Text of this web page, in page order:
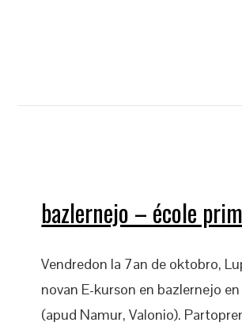
bazlernejo – école
Vendredon la 7an de oktobro,
novan E-kurson en bazlernejo
(apud Namur, Valonio).